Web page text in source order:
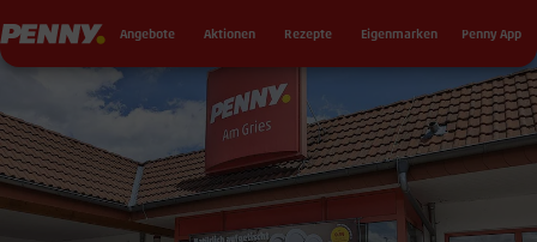
Penny Angebote Aktionen Rezepte Eigenmarken Penny App